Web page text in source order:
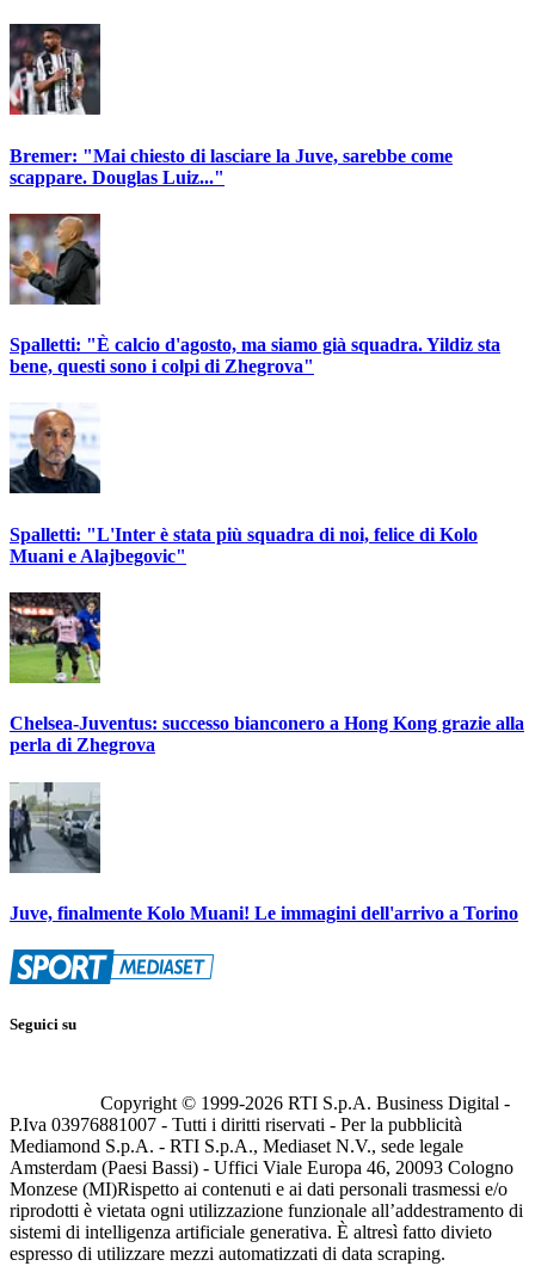
Bremer: "Mai chiesto di lasciare la Juve, sarebbe come
scappare. Douglas Luiz..."
Spalletti: "È calcio d'agosto, ma siamo già squadra. Yildiz sta
bene, questi sono i colpi di Zhegrova"
Spalletti: "L'Inter è stata più squadra di noi, felice di Kolo
Muani e Alajbegovic"
Chelsea-Juventus: successo bianconero a Hong Kong grazie alla
perla di Zhegrova
Juve, finalmente Kolo Muani! Le immagini dell'arrivo a Torino
Seguici su
Copyright © 1999-2026 RTI S.p.A. Business Digital -
P.Iva 03976881007 - Tutti i diritti riservati - Per la pubblicità
Mediamond S.p.A. - RTI S.p.A., Mediaset N.V., sede legale
Amsterdam (Paesi Bassi) - Uffici Viale Europa 46, 20093 Cologno
Monzese (MI)Rispetto ai contenuti e ai dati personali trasmessi e/o
riprodotti è vietata ogni utilizzazione funzionale all’addestramento di
sistemi di intelligenza artificiale generativa. È altresì fatto divieto
espresso di utilizzare mezzi automatizzati di data scraping.